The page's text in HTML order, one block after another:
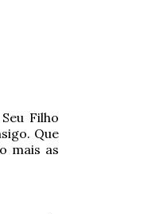
Filho
Que
mais as